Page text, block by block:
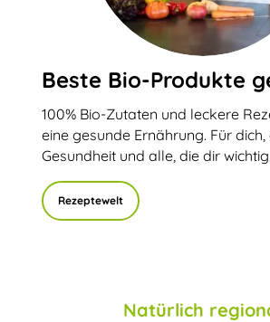
Beste Bio-Produkte
100% Bio-Zutaten und leckere
eine gesunde Ernährung. Für dich,
Gesundheit und alle, die dir
Rezeptewelt
Natürlich